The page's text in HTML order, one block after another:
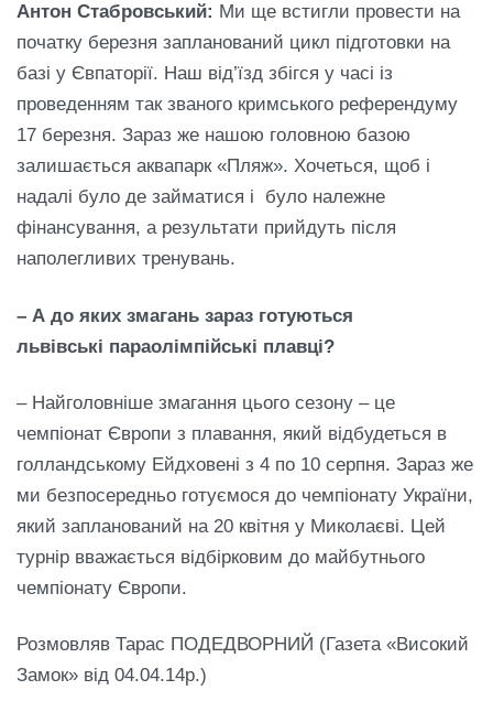
Антон Стабровський: Ми ще встигли провести на
початку березня запланований цикл підготовки на
базі у Євпаторії. Наш від’їзд збігся у часі із
проведенням так званого кримського референдуму
17 березня. Зараз же нашою головною базою
залишається аквапарк «Пляж». Хочеться, щоб і
надалі було де займатися і було належне
фінансування, а результати прийдуть після
наполегливих тренувань.
– А до яких змагань зараз готуються
львівські параолімпійські плавці?
– Найголовніше змагання цього сезону – це
чемпіонат Європи з плавання, який відбудеться в
голландському Ейдховені з 4 по 10 серпня. Зараз же
ми безпосередньо готуємося до чемпіонату України,
який запланований на 20 квітня у Миколаєві. Цей
турнір вважається відбірковим до майбутнього
чемпіонату Європи.
Розмовляв Тарас ПОДЕДВОРНИЙ (Газета «Високий
Замок» від 04.04.14р.)